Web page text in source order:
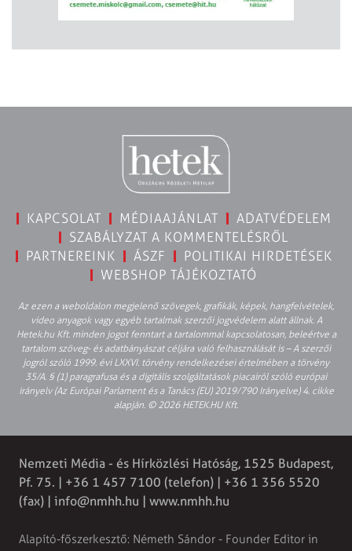
KAPCSOLAT MÉDIAAJÁNLAT
ADATVÉDELEM
SZABÁLYZAT A KOMMENTELÉSRŐL
PARTNEREINK
ÁSZF
POLITIKAI HIRDETÉSEK
WEBSHOP TÁJÉKOZTATÓ
Az ezen a weboldalon megjelenő szövegek, grafikák, képek, hangfelvételek,
video anyagok vagy egyéb tartalmak szerzői jogvédelem alatt állnak. A
Hetek.hu Kft. minden jogot fenntart a tartalommal kapcsolatosan, beleértve a
tartalom szöveg- és adatbányászat céljára való felhasználását is – A szerzői
jogról szóló 1999. évi LXXVI. törvény rendelkezései értelmében a törvény
35/A. § (1) paragrafusa és a digitális szolgáltatások piacairól szóló európai
irányelv (Az Európai Parlament és a Tanács (EU) 2019/790 Irányelve) 4. cikke
alapján. © 2026 HETEK.HU Kft.
Nemzeti Média - és Hírközlési Hatóság, 1525 Budapest,
Pf. 75. | +36 1 457 7100 (telefon) | +36 1 356 5520
(fax) | info@nmhh.hu | www.nmhh.hu
Alapító-főszerkesztő: Németh Sándor - Founder Editor in